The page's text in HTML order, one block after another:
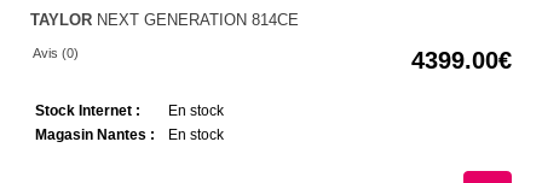
TAYLOR NEXT GENERATION 814CE
Avis (0) 4399.00
Stock Internet :
En stock
Magasin Nantes :
En stock